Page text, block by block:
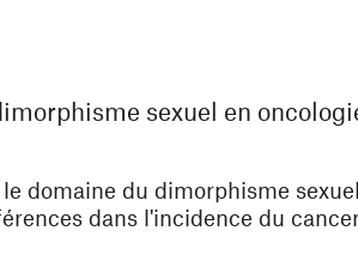
sexuel en
domaine du dimorphisme
dans l'incidence du